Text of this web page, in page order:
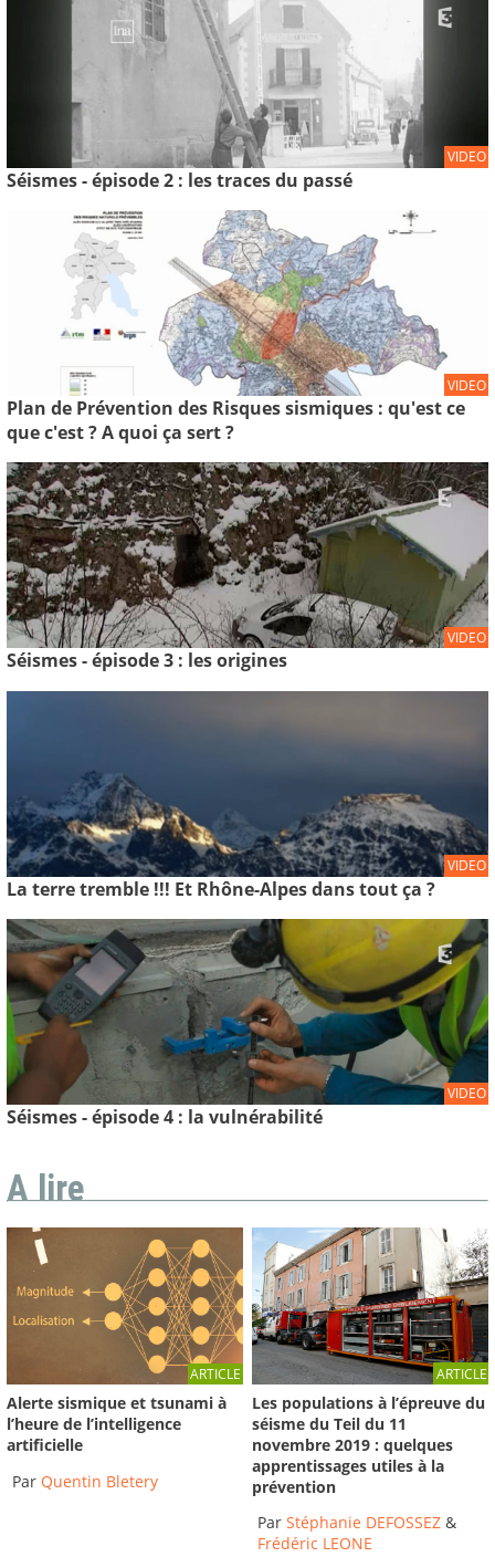
VIDEO
Séismes - épisode 2 : les traces du passé
VIDEO
Plan de Prévention des Risques sismiques : qu'est ce
que c'est ? A quoi ça sert ?
VIDEO
Séismes - épisode 3 : les origines
VIDEO
La terre tremble !!! Et Rhône-Alpes dans tout ça ?
VIDEO
Séismes - épisode 4 : la vulnérabilité
A lire
ARTICLE
Alerte sismique et tsunami à
l’heure de l’intelligence
artificielle
Par Quentin Bletery
ARTICLE
Les populations à l’épreuve du
séisme du Teil du 11
novembre 2019 : quelques
apprentissages utiles à la
prévention
ParStéphanie DEFOSSEZ &
Frédéric LEONE